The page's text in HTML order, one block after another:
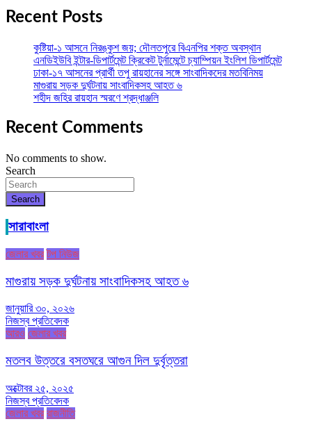
Recent Posts
কুষ্টিয়া-১ আসনে নিরঙ্কুশ জয়; দৌলতপুরে বিএনপির শক্ত অবস্থান
এনডিইউবি ইন্টার-ডিপার্টমেন্ট ক্রিকেট টুর্নামেন্টে চ্যাম্পিয়ন ইংলিশ ডিপার্টমেন্ট
ঢাকা-১৭ আসনের প্রার্থী তপু রায়হানের সঙ্গে সাংবাদিকদের মতবিনিময়
মাগুরায় সড়ক দুর্ঘটনায় সাংবাদিকসহ আহত ৬
শহীদ জহির রায়হান স্মরণে শ্রদ্ধাঞ্জলি
Recent Comments
No comments to show.
Search
Search
সারাবাংলা
জেলার খবর টপ নিউজ
মাগুরায় সড়ক দুর্ঘটনায় সাংবাদিকসহ আহত ৬
জানুয়ারি ৩০, ২০২৬
নিজস্ব প্রতিবেদক
আরও জেলার খবর
মতলব উত্তরে বসতঘরে আগুন দিল দুর্বৃত্তরা
অক্টোবর ২৫, ২০২৫
নিজস্ব প্রতিবেদক
জেলার খবর রাজনীতি